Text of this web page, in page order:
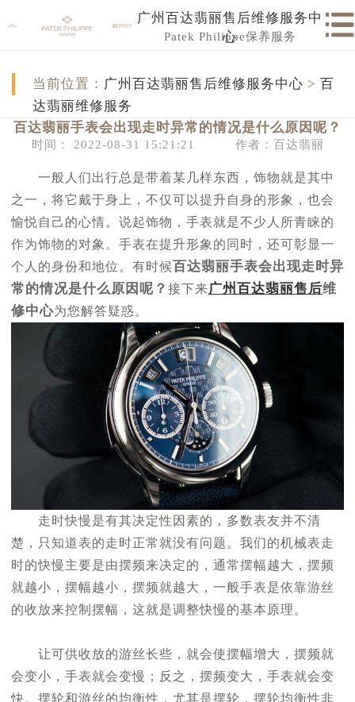
广州百达翡丽售后维修服务中
心
Patek Philippe保养服务
当前位置： 广州百达翡丽售后维修服务中心 > 百
达翡丽维修服务
百达翡丽手表会出现走时异常的情况是什么原因呢？
时间： 2022-08-31 15:21:21 作者：百达翡丽
一般人们出行总是带着某几样东西，饰物就是其中
之一，将它戴于身上，不仅可以提升自身的形象，也会
愉悦自己的心情。说起饰物，手表就是不少人所青睐的
作为饰物的对象。手表在提升形象的同时，还可彰显一
个人的身份和地位。有时候百达翡丽手表会出现走时异
常的情况是什么原因呢？ 接下来广州百达翡丽售后维
修中心为您解答疑惑。
走时快慢是有其决定性因素的，多数表友并不清
楚，只知道表的走时正常就没有问题。我们的机械表走
时的快慢主要是由摆频来决定的，通常摆幅越大，摆频
就越小，摆幅越小，摆频就越大，一般手表是依靠游丝
的收放来控制摆幅，这就是调整快慢的基本原理。
让可供收放的游丝长些，就会使摆幅增大，摆频就
会变小，手表就会变慢；反之，摆频变大，手表就会变
快。摆轮和游丝的均衡性，尤其是摆轮，摆轮均衡性非